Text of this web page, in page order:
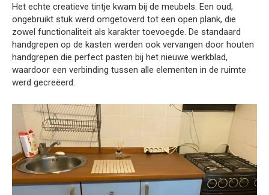
Het echte creatieve tintje kwam bij de meubels. Een oud,
ongebruikt stuk werd omgetoverd tot een open plank, die
zowel functionaliteit als karakter toevoegde. De standaard
handgrepen op de kasten werden ook vervangen door houten
handgrepen die perfect pasten bij het nieuwe werkblad,
waardoor een verbinding tussen alle elementen in de ruimte
werd gecreëerd.